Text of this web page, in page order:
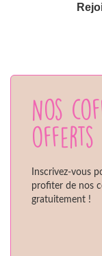
Nos
offerts
Inscrivez-vous
profiter de nos
gratuitement !